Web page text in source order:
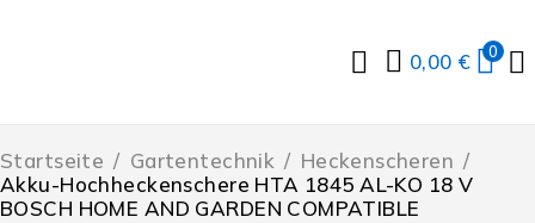
0,00 € 0
Startseite / Gartentechnik / Heckenscheren /
Akku-Hochheckenschere HTA 1845 AL-KO 18 V
BOSCH HOME AND GARDEN COMPATIBLE